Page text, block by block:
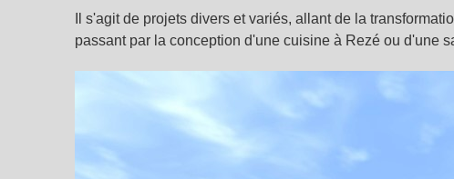
Il s'agit de projets divers et variés, allant de la
passant par la conception d'une cuisine à Rezé ou d'une